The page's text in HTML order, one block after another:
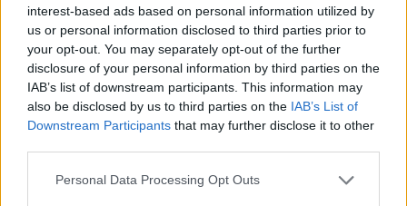
interest-based ads based on personal information utilized by
us or personal information disclosed to third parties prior to
your opt-out. You may separately opt-out of the further
disclosure of your personal information by third parties on the
IAB’s list of downstream participants. This information may
also be disclosed by us to third parties on the IAB’s List of
Downstream Participants that may further disclose it to other
Personal Data Processing Opt Outs
Semanas Internacionales cercanas
Del 16 al 22 de marzo
Semana Mundial del Cerebro
Del 16 al 22 de marzo